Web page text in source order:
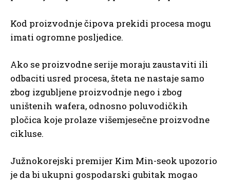
Kod proizvodnje čipova prekidi procesa mogu
imati ogromne posljedice.
Ako se proizvodne serije moraju zaustaviti ili
odbaciti usred procesa, šteta ne nastaje samo
zbog izgubljene proizvodnje nego i zbog
uništenih wafera, odnosno poluvodičkih
pločica koje prolaze višemjesečne proizvodne
cikluse.
Južnokorejski premijer Kim Min-seok upozorio
je da bi ukupni gospodarski gubitak mogao